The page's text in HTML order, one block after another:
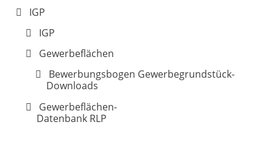
IGP
IGP
Gewerbeflächen
Bewerbungsbogen Gewerbegrundstück-
Downloads
Gewerbeflächen-
Datenbank RLP